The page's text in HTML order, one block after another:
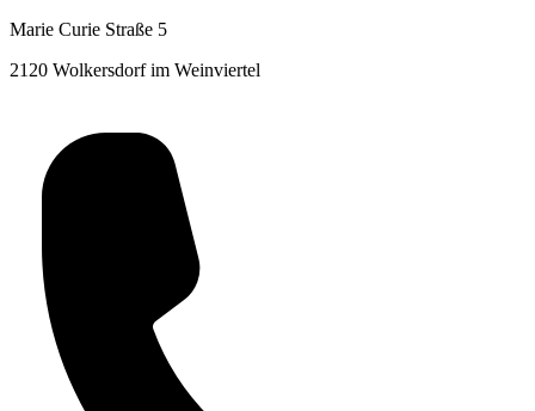
Marie Curie Straße 5
2120 Wolkersdorf im Weinviertel